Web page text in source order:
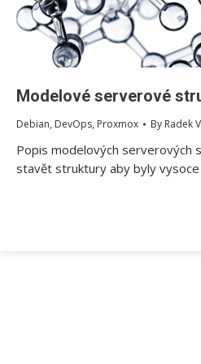
Modelové serverové
Debian, DevOps, Proxmox By Radek
Popis modelových serverových
stavět struktury aby byly